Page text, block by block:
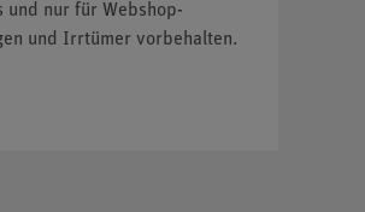
und nur für Webshop-
und Irrtümer vorbehalten.